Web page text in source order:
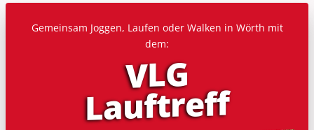
Gemeinsam Joggen, Laufen oder Walken in Wörth mit
dem:
VLG
Lauf­treff